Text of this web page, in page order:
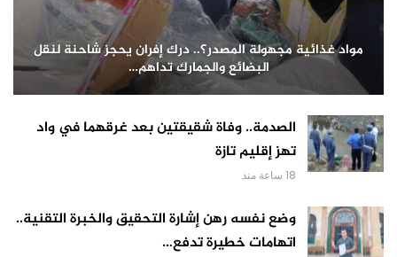
مواد غذائية مجهولة المصدر؟.. درك إفران يحجز شاحنة لنقل
البضائع والجمارك تداهم…
الصدمة.. وفاة شقيقتين بعد غرقهما في واد
تهز إقليم تازة
18 ساعة منذ
وضع نفسه رهن إشارة التحقيق والخبرة التقنية..
اتهامات خطيرة تدفع…